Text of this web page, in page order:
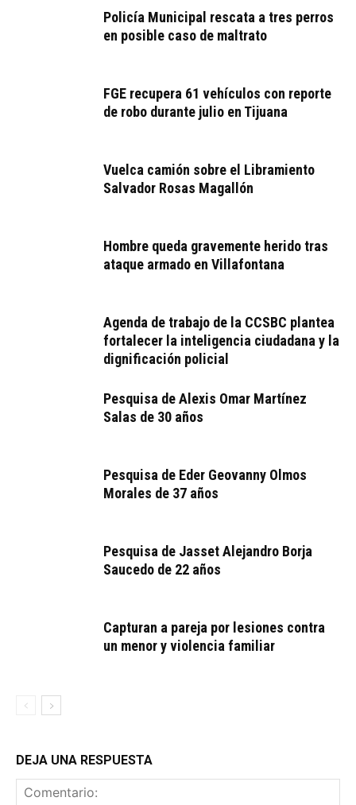
Policía Municipal rescata a tres perros
en posible caso de maltrato
FGE recupera 61 vehículos con reporte
de robo durante julio en Tijuana
Vuelca camión sobre el Libramiento
Salvador Rosas Magallón
Hombre queda gravemente herido tras
ataque armado en Villafontana
Agenda de trabajo de la CCSBC plantea
fortalecer la inteligencia ciudadana y la
dignificación policial
Pesquisa de Alexis Omar Martínez
Salas de 30 años
Pesquisa de Eder Geovanny Olmos
Morales de 37 años
Pesquisa de Jasset Alejandro Borja
Saucedo de 22 años
Capturan a pareja por lesiones contra
un menor y violencia familiar
DEJA UNA RESPUESTA